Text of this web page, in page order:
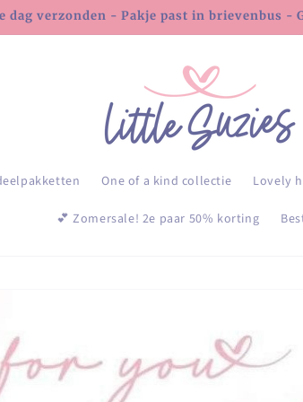
dag verzonden - Pakje past in brievenbus
One of a kind collectie Lovely
💕 Zomersale! 2e paar 50% korting